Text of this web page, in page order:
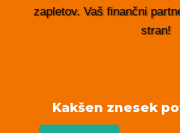
zapletov. Vaš finančni
stran!
Kakšen znesek